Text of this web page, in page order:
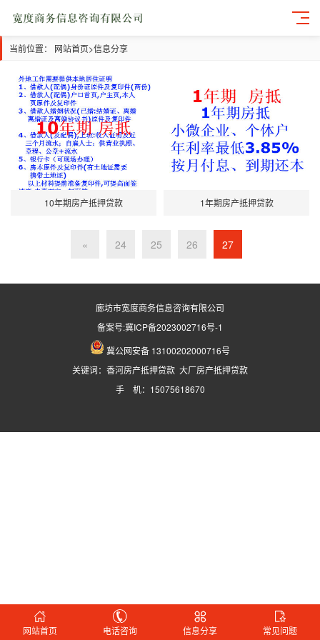
当前位置： 网站首页>信息分享
10年期房产抵押贷款 1年期房产抵押贷款
« 24 25 26 27
廊坊市宽度商务信息咨询有限公司
备案号:冀ICP备2023002716号-1
冀公网安备 13100202000716号
关键词： 香河房产抵押贷款 大厂房产抵押贷款
手 机：15075618670
网站首页 电话咨询 信息分享 常见问题